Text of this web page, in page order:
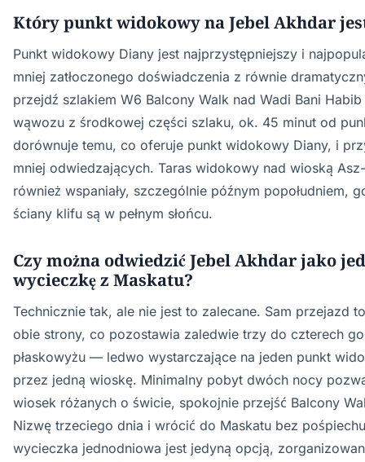
Który punkt widokowy na Jebel Akhdar
Punkt widokowy Diany jest najprzystępniejszy i
mniej zatłoczonego doświadczenia z równie
przejdź szlakiem W6 Balcony Walk nad Wadi Bani
wąwozu z środkowej części szlaku, ok. 45 minut od
dorównuje temu, co oferuje punkt widokowy Diany, i
mniej odwiedzających. Taras widokowy nad wioską
również wspaniały, szczególnie późnym popołudniem,
ściany klifu są w pełnym słońcu.
Czy można odwiedzić Jebel Akhdar jako
wycieczkę z Maskatu?
Technicznie tak, ale nie jest to zalecane. Sam przejazd
obie strony, co pozostawia zaledwie trzy do czterech
płaskowyżu — ledwo wystarczające na jeden punkt
przez jedną wioskę. Minimalny pobyt dwóch nocy
wiosek różanych o świcie, spokojnie przejść Balcony
Nizwę trzeciego dnia i wrócić do Maskatu bez
wycieczka jednodniowa jest jedyną opcją,